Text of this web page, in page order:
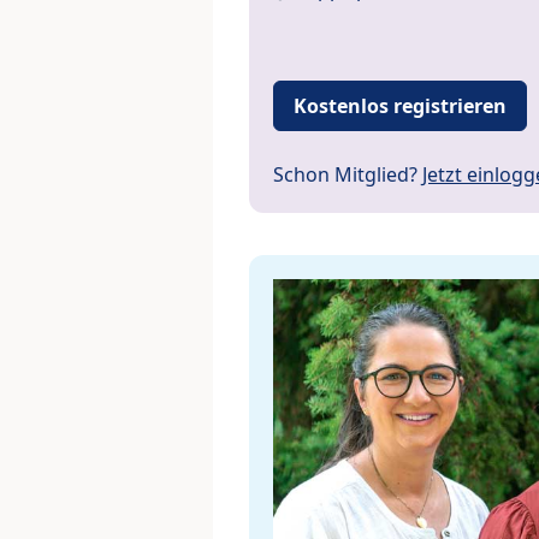
Kostenlos registrieren
Schon Mitglied? Jetzt